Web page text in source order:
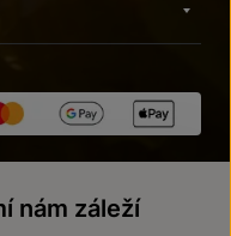
nám záleží